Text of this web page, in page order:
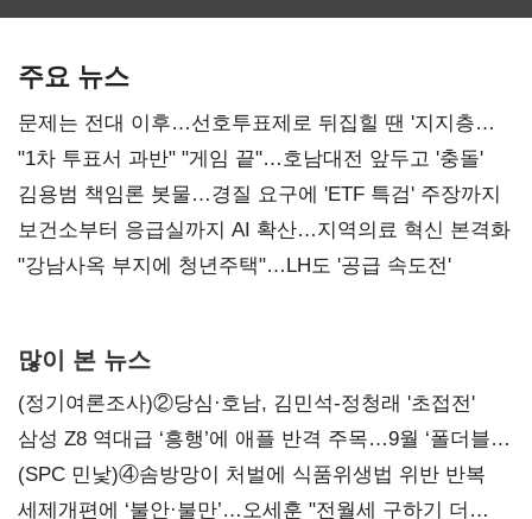
주요 뉴스
문제는 전대 이후…선호투표제로 뒤집힐 땐 '지지층
불복'
"1차 투표서 과반" "게임 끝"…호남대전 앞두고 '충돌'
김용범 책임론 봇물…경질 요구에 'ETF 특검' 주장까지
보건소부터 응급실까지 AI 확산…지역의료 혁신 본격화
"강남사옥 부지에 청년주택"…LH도 '공급 속도전'
많이 본 뉴스
(정기여론조사)②당심·호남, 김민석-정청래 '초접전'
삼성 Z8 역대급 ‘흥행’에 애플 반격 주목…9월 ‘폴더블
대전’
(SPC 민낯)④솜방망이 처벌에 식품위생법 위반 반복
세제개편에 ‘불안·불만’…오세훈 "전월세 구하기 더